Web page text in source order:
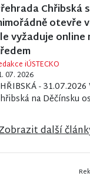
Chřibská
otevře
vyžaduje
iÚSTECKO
07. 2026
-
na Děčínsku
další